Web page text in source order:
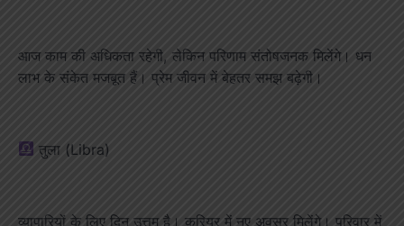
आज काम की अधिकता रहेगी, लेकिन परिणाम संतोषजनक मिलेंगे। धन
लाभ के संकेत मजबूत हैं। प्रेम जीवन में बेहतर समझ बढ़ेगी।
तुला (Libra)
व्यापारियों के लिए दिन उत्तम है। करियर में नए अवसर मिलेंगे। परिवार में